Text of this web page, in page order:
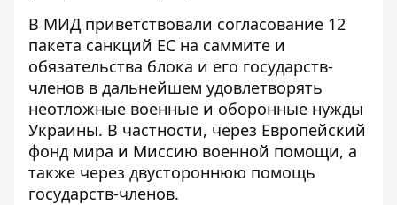
В МИД приветствовали согласование 12
пакета санкций ЕС на саммите и
обязательства блока и его государств-
членов в дальнейшем удовлетворять
неотложные военные и оборонные нужды
Украины. В частности, через Европейский
фонд мира и Миссию военной помощи, а
также через двустороннюю помощь
государств-членов.